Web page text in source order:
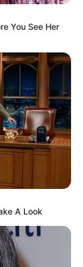
You See Her
A Look